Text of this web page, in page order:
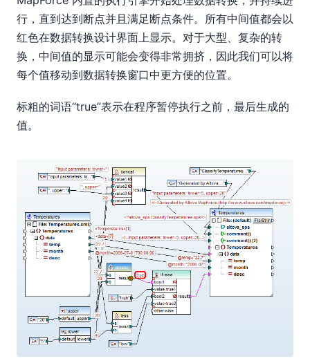
行，直到达到断点并且满足断点条件。所有中间值都会以
红色在数据转换设计界面上显示。对于大型、复杂的转
换，中间值的显示可能会变得非常拥挤，因此我们可以将
每个值移动到数据转换窗口中更方便的位置。
标粗的词语“true”表示在程序暂停执行之前，最后生成的
值。